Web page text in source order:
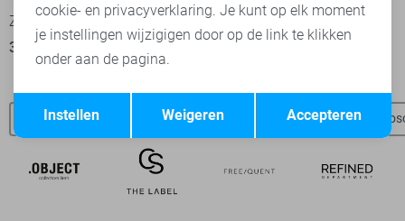
Zoso Blouse
35,00
Zoso Vest
40,00
Zoso SALE Zoso t-shirts Zoso blouses
Terug Opslaan
cookie- en privacyverklaring. Je kunt op elk moment
je instellingen wijzigigen door op de link te klikken
onder aan de pagina.
Accepteren
Weigeren
Instellen